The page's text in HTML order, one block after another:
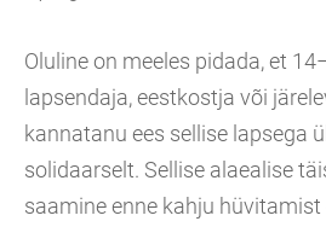
Oluline on meeles pidada, et
lapsendaja, eestkostja või
kannatanu ees sellise lapsega
solidaarselt. Sellise alaealise
saamine enne kahju